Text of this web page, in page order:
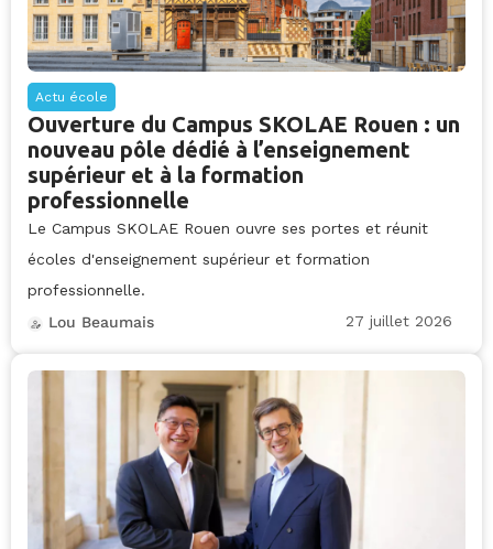
Actu école
Ouverture du Campus SKOLAE Rouen : un
nouveau pôle dédié à l’enseignement
supérieur et à la formation
professionnelle
Le Campus SKOLAE Rouen ouvre ses portes et réunit
écoles d'enseignement supérieur et formation
professionnelle.
Lou Beaumais
27 juillet 2026